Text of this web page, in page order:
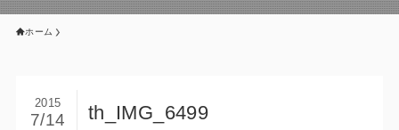
ホーム
th_IMG_6499
2015
7/14